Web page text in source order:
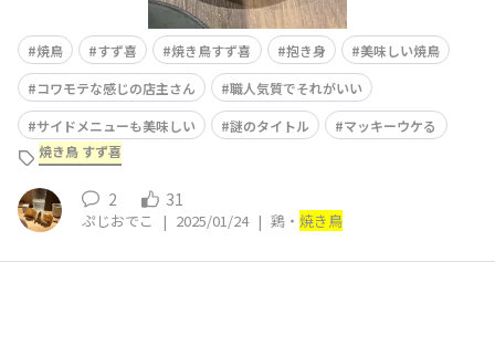
焼鳥 すず喜 焼き鳥すず喜 抱き身
美味しい焼鳥
コワモテな感じの店主さん
職人気質でそれがいい
サイドメニューも美味しい
謎のタイトル
マッキーウケる
焼き鳥 すず喜
2 31
ぷじおでこ | 2025/01/24 | 鶏・ 焼き鳥